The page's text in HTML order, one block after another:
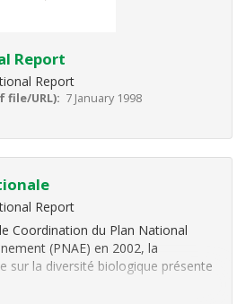
Report
Report
file/URL) 7 January 1998
Report
Coordination du Plan National
(PNAE) en 2002, la
sur la diversité biologique présente
des tendances de la biodiversité